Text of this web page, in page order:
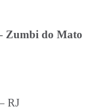
Zumbi do Mato
RJ